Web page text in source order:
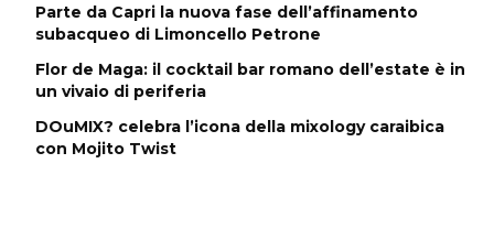
Parte da Capri la nuova fase dell’affinamento
subacqueo di Limoncello Petrone
Flor de Maga: il cocktail bar romano dell’estate è in
un vivaio di periferia
DOuMIX? celebra l’icona della mixology caraibica
con Mojito Twist